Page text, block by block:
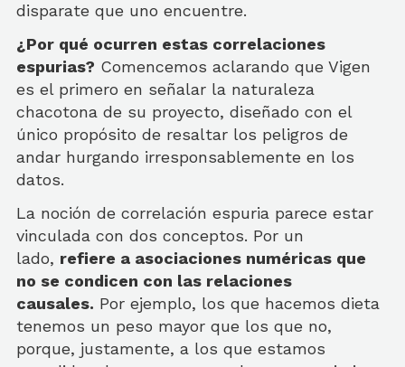
disparate que uno encuentre.
¿Por qué ocurren estas correlaciones
espurias? Comencemos aclarando que Vigen
es el primero en señalar la naturaleza
chacotona de su proyecto, diseñado con el
único propósito de resaltar los peligros de
andar hurgando irresponsablemente en los
datos.
La noción de correlación espuria parece estar
vinculada con dos conceptos. Por un
lado, refiere a asociaciones numéricas que
no se condicen con las relaciones
causales. Por ejemplo, los que hacemos dieta
tenemos un peso mayor que los que no,
porque, justamente, a los que estamos